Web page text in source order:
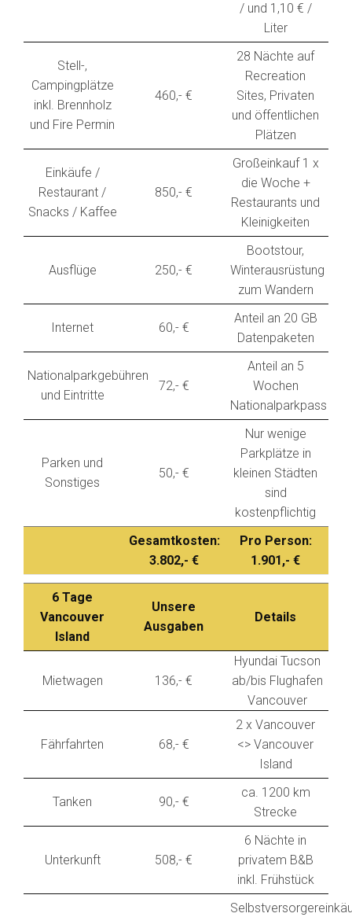
/ und 1,10 € /
Liter
Stell-,
Campingplätze
inkl. Brennholz
und Fire Permin
460,- €
28 Nächte auf
Recreation
Sites, Privaten
und öffentlichen
Plätzen
Einkäufe /
Restaurant /
Snacks / Kaffee
850,- €
Großeinkauf 1 x
die Woche +
Restaurants und
Kleinigkeiten
Ausflüge 250,- €
Bootstour,
Winterausrüstung
zum Wandern
Internet 60,- €
Anteil an 20 GB
Datenpaketen
Nationalparkgebühren
und Eintritte
72,- €
Anteil an 5
Wochen
Nationalparkpass
Parken und
Sonstiges
50,- €
Nur wenige
Parkplätze in
kleinen Städten
sind
kostenpflichtig
Gesamtkosten:
3.802,- €
Pro Person:
1.901,- €
6 Tage
Vancouver
Island
Unsere
Ausgaben
Details
Mietwagen 136,- €
Hyundai Tucson
ab/bis Flughafen
Vancouver
Fährfahrten 68,- €
2 x Vancouver
<> Vancouver
Island
Tanken 90,- €
ca. 1200 km
Strecke
Unterkunft 508,- €
6 Nächte in
privatem B&B
inkl. Frühstück